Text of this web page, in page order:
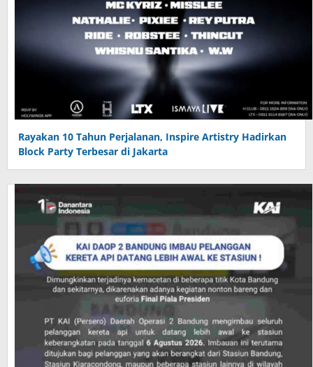
Rayakan 10 Tahun Perjalanan, Inspire Artistry Hadirkan
Block Party Terbesar di Jakarta